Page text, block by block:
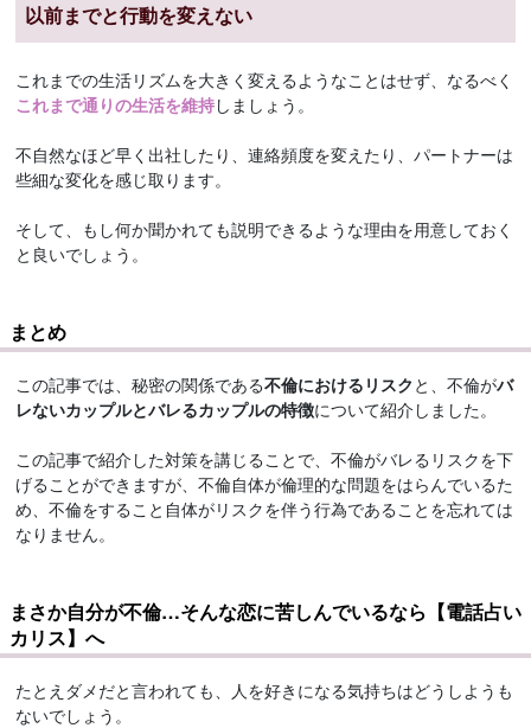
以前までと行動を変えない
これまでの生活リズムを大きく変えるようなことはせず、なるべく
これまで通りの生活を維持しましょう。
不自然なほど早く出社したり、連絡頻度を変えたり、パートナーは
些細な変化を感じ取ります。
そして、もし何か聞かれても説明できるような理由を用意しておく
と良いでしょう。
まとめ
この記事では、秘密の関係である不倫におけるリスク と、不倫がバ
レないカップルとバレるカップルの特徴について紹介しました。
この記事で紹介した対策を講じることで、不倫がバレるリスクを下
げることができますが、不倫自体が倫理的な問題をはらんでいるた
め、不倫をすること自体がリスクを伴う行為であることを忘れては
なりません。
まさか自分が不倫…そんな恋に苦しんでいるなら【電話占い
カリス】へ
たとえダメだと言われても、人を好きになる気持ちはどうしようも
ないでしょう。